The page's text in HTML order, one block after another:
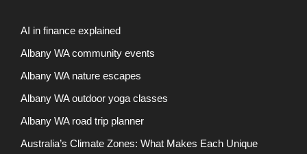
AI in finance explained
Albany WA community events
Albany WA nature escapes
Albany WA outdoor yoga classes
Albany WA road trip planner
Australia’s Climate Zones: What Makes Each Unique